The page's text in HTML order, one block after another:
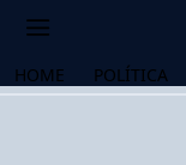
HOME POLÍTICA